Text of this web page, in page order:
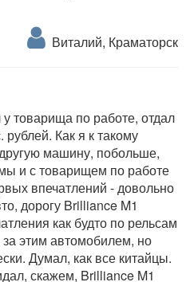
Виталий, Краматорск
товарища по работе, отдал
Как я к такому
машину, побольше,
и с товарищем по работе
впечатлений - довольно
дорогу Brilliance M1
как будто по рельсам
этим автомобилем, но
Думал, как все китайцы.
скажем, Brilliance M1